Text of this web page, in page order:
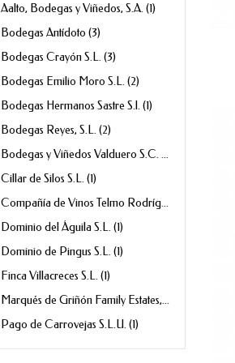
Aalto, Bodegas y Viñedos, S.A.(1)
Bodegas Antídoto (3)
Bodegas Crayón S.L.(3)
Bodegas Emilio Moro S.L.(2)
Bodegas Hermanos Sastre S.l.(1)
Bodegas Reyes, S.L.(2)
Bodegas y Viñedos Valduero S.C.
(3)
Cillar de Silos S.L.(1)
Compañía de Vinos Telmo Rodríguez
Dominio del Águila S.L.(1)
Dominio de Pingus S.L.(1)
Finca Villacreces S.L.(1)
Marqués de Griñón Family Estates, S.A.
Pago de Carrovejas S.L.U.(1)